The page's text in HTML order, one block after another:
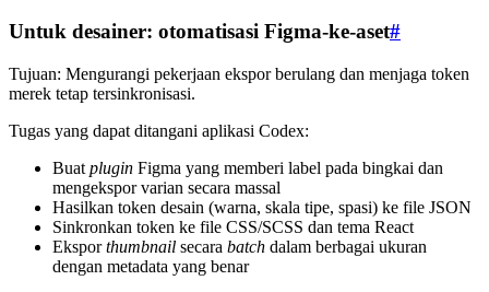
Untuk desainer: otomatisasi Figma-ke-aset#
Tujuan: Mengurangi pekerjaan ekspor berulang dan menjaga token
merek tetap tersinkronisasi.
Tugas yang dapat ditangani aplikasi Codex:
Buat plugin Figma yang memberi label pada bingkai dan
mengekspor varian secara massal
Hasilkan token desain (warna, skala tipe, spasi) ke file JSON
Sinkronkan token ke file CSS/SCSS dan tema React
Eksporthumbnail secara batch dalam berbagai ukuran
dengan metadata yang benar